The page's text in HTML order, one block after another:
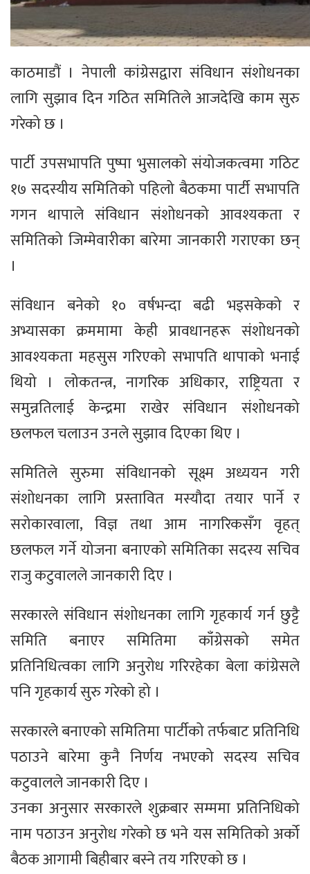
काठमाडौं । नेपाली कांग्रेसद्वारा संविधान संशोधनका
लागि सुझाव दिन गठित समितिले आजदेखि काम सुरु
गरेको छ ।
पार्टी उपसभापति पुष्पा भुसालको संयोजकत्वमा गठिट
१७ सदस्यीय समितिको पहिलो बैठकमा पार्टी सभापति
गगन थापाले संविधान संशोधनको आवश्यकता र
समितिको जिम्मेवारीका बारेमा जानकारी गराएका छन्
।
संविधान बनेको १० वर्षभन्दा बढी भइसकेको र
अभ्यासका क्रममामा केही प्रावधानहरू संशोधनको
आवश्यकता महसुस गरिएको सभापति थापाको भनाई
थियो । लोकतन्त्र, नागरिक अधिकार, राष्ट्रियता र
समुन्नतिलाई केन्द्रमा राखेर संविधान संशोधनको
छलफल चलाउन उनले सुझाव दिएका थिए ।
समितिले सुरुमा संविधानको सूक्ष्म अध्ययन गरी
संशोधनका लागि प्रस्तावित मस्यौदा तयार पार्ने र
सरोकारवाला, विज्ञ तथा आम नागरिकसँग वृहत्
छलफल गर्ने योजना बनाएको समितिका सदस्य सचिव
राजु कटुवालले जानकारी दिए ।
सरकारले संविधान संशोधनका लागि गृहकार्य गर्न छुट्टै
समिति बनाएर समितिमा काँग्रेसको समेत
प्रतिनिधित्वका लागि अनुरोध गरिरहेका बेला कांग्रेसले
पनि गृहकार्य सुरु गरेको हो ।
सरकारले बनाएको समितिमा पार्टीको तर्फबाट प्रतिनिधि
पठाउने बारेमा कुनै निर्णय नभएको सदस्य सचिव
कटुवालले जानकारी दिए ।
उनका अनुसार सरकारले शुक्रबार सम्ममा प्रतिनिधिको
नाम पठाउन अनुरोध गरेको छ भने यस समितिको अर्को
बैठक आगामी बिहीबार बस्ने तय गरिएको छ ।